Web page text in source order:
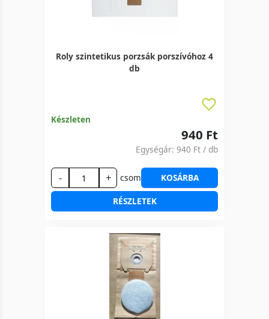
Roly szintetikus porzsák porszívóhoz 4
db
Készleten
940 Ft
Egységár: 940 Ft / db
- + csom KOSÁRBA
RÉSZLETEK